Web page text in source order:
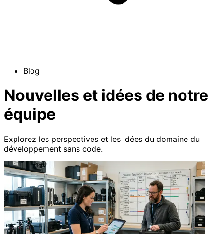
Blog
Nouvelles et idées de notre
équipe
Explorez les perspectives et les idées du domaine du
développement sans code.